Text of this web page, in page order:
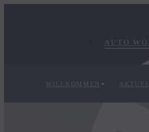
AUTO
WILLKOMMEN